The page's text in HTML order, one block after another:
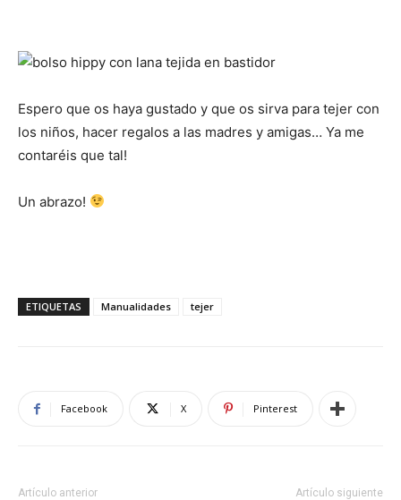
Espero que os haya gustado y que os sirva para tejer con
los niños, hacer regalos a las madres y amigas… Ya me
contaréis que tal!
Un abrazo!
ETIQUETAS Manualidades tejer
Facebook X Pinterest
Artículo anterior Artículo siguiente